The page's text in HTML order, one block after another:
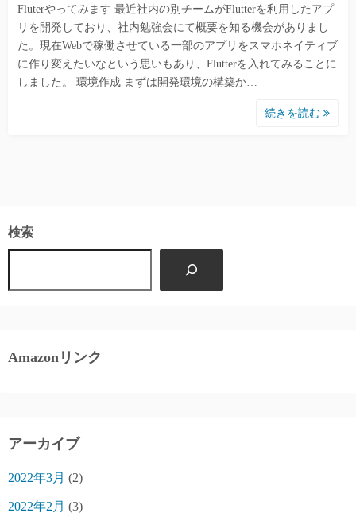
Fluterやってみます 最近社内の別チームがFlutterを利用したアプ
リを開発しており、社内勉強会にて概要を知る機会がありまし
た。現在Webで稼働させている一部のアプリをスマホネイティブ
に作り変えたいなという思いもあり、Flutterを入れてみることに
しました。 環境作成 まずは開発環境の構築か…
続きを読む
検索
Amazonリンク
アーカイブ
2022年3月 (2)
2022年2月 (3)